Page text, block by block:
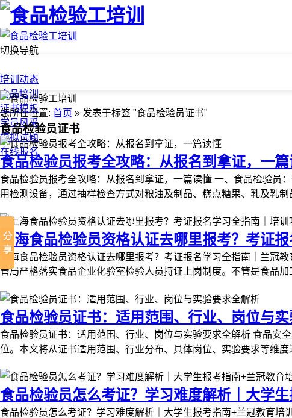
切换导航
培训动态
食品培训
证书模板
学员风采
模拟试题
在线报名
您所在位置: 首页 » 发表于标签 "食品检验员证书"
食品检验员证书
食品检验员报考全攻略：从报名到拿证，一
食品检验员报考全攻略：从报名到拿证，一篇读懂 一、食品检验员
用检测设备，通过抽样检查方式对粮油及制品、糕点糖果、乳及乳
上海食品检验员资格认证去哪里报考？考证
上海食品检验员资格认证去哪里报考？考证报名学习全指南｜兰
管局严格落实食品企业化验室检验人员持证上岗制度。不管是食品
食品检验员证书：适用范围、行业、岗位与
食品检验员证书：适用范围、行业、岗位与实验要求全解析 食品安
位。本文将从证书适用范围、行业分布、具体岗位、实验要求等维
食品检验员怎么考证？学习难度解析｜大学
食品检验员怎么考证？学习难度解析｜大学生报考指南+兰冠教